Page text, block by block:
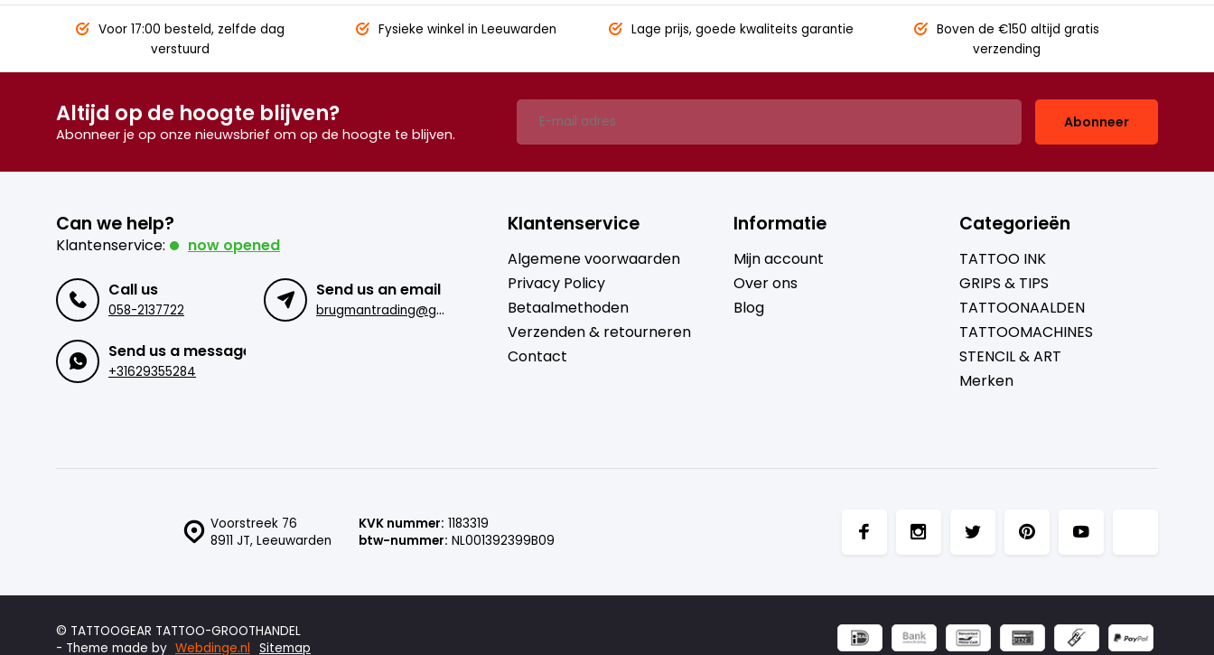
Voor 17:00 besteld, zelfde dag
verstuurd
Fysieke winkel in Leeuwarden Lage prijs, goede kwaliteits garantie Boven de €150 altijd gratis
verzending
Altijd op de hoogte blijven?
Abonneer je op onze nieuwsbrief om op de hoogte te blijven.
Abonneer
Can we help?
Klantenservice: now opened
Call us
058-2137722
Send us an email
b
rugmantrading@gmail.com
Send us a message
+31629355284
Klantenservice
Algemene voorwaarden
Privacy Policy
Betaalmethoden
Verzenden & retourneren
Contact
Informatie
Mijn account
Over ons
Blog
Categorieën
TATTOO INK
GRIPS & TIPS
TATTOONAALDEN
TATTOOMACHINES
STENCIL & ART
Merken
Voorstreek 76
8911 JT, Leeuwarden
KVK nummer: 1183319
btw-nummer: NL001392399B09
© TATTOOGEAR TATTOO-GROOTHANDEL
- Theme made by Webdinge.nl Sitemap